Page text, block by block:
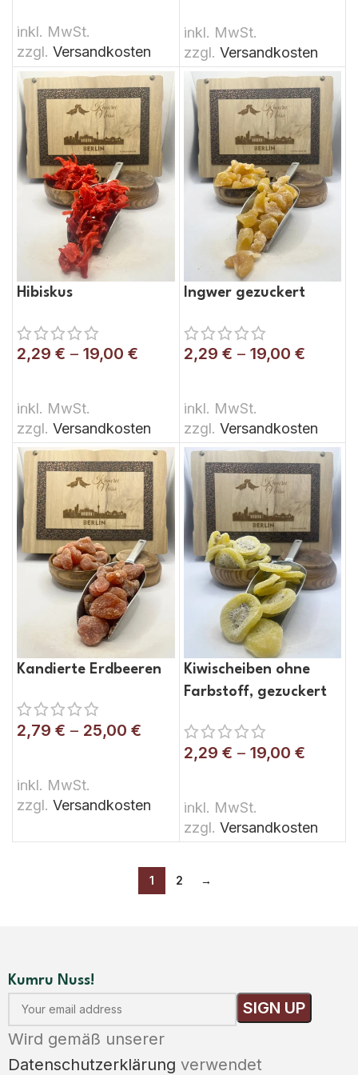
inkl. MwSt.
zzgl. Versandkosten
inkl. MwSt.
zzgl. Versandkosten
Hibiskus
2,29 € – 19,00 €
inkl. MwSt.
zzgl. Versandkosten
Ingwer gezuckert
2,29 € – 19,00 €
inkl. MwSt.
zzgl. Versandkosten
Kandierte Erdbeeren
2,79 € – 25,00 €
inkl. MwSt.
zzgl. Versandkosten
Kiwischeiben ohne
Farbstoff, gezuckert
2,29 € – 19,00 €
inkl. MwSt.
zzgl. Versandkosten
1 2 →
Kumru Nuss!
Wird gemäß unserer
Datenschutzerklärung verwendet